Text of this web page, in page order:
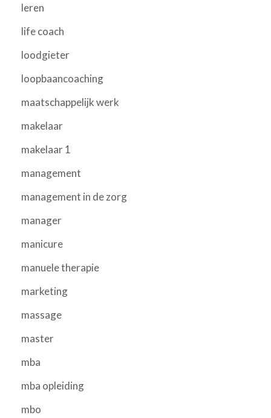
leren
life coach
loodgieter
loopbaancoaching
maatschappelijk werk
makelaar
makelaar 1
management
management in de zorg
manager
manicure
manuele therapie
marketing
massage
master
mba
mba opleiding
mbo